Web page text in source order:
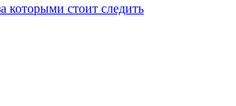
которыми стоит следить